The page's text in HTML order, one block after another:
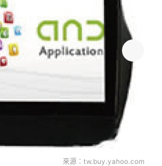
來源： tw.buy.yahoo.com